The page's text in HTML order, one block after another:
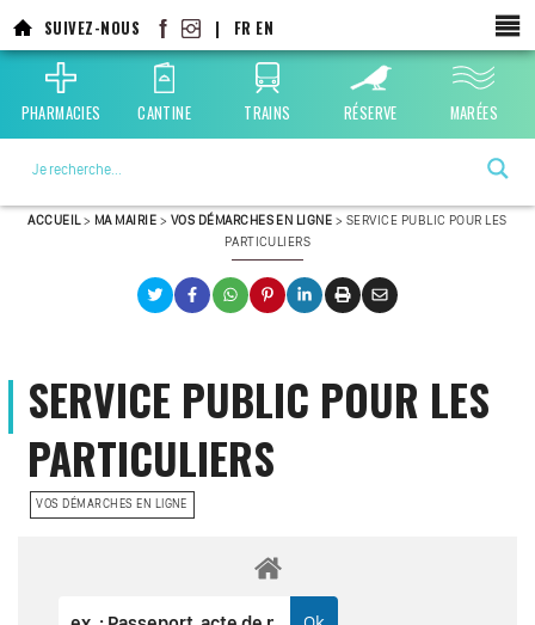
SUIVEZ-NOUS | FR EN
PHARMACIES CANTINE TRAINS RÉSERVE MARÉES
ACCUEIL> MA MAIRIE > VOS DÉMARCHES EN LIGNE > SERVICE PUBLIC POUR LES
PARTICULIERS
SERVICE PUBLIC POUR LES
PARTICULIERS
VOS DÉMARCHES EN LIGNE